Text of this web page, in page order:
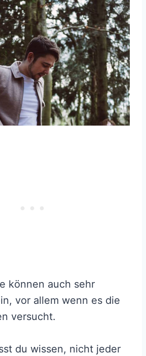
können auch sehr
vor allem wenn es die
versucht.
du wissen, nicht jeder